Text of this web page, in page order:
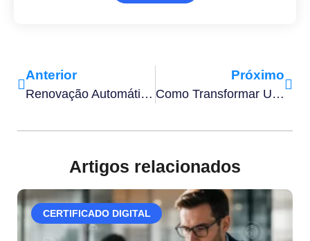
Anterior
Renovação Automática De Contrato: Como Aplicá-La?
Próximo
Como Transformar Uma Imagem Em Assinatura Digital?
Artigos relacionados
CERTIFICADO DIGITAL